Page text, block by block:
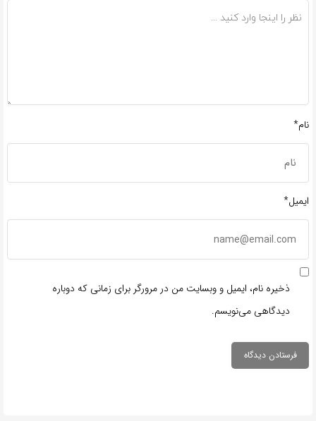
نام*
ایمیل*
ذخیره نام، ایمیل و وبسایت من در مرورگر برای زمانی که دوباره
دیدگاهی می‌نویسم.